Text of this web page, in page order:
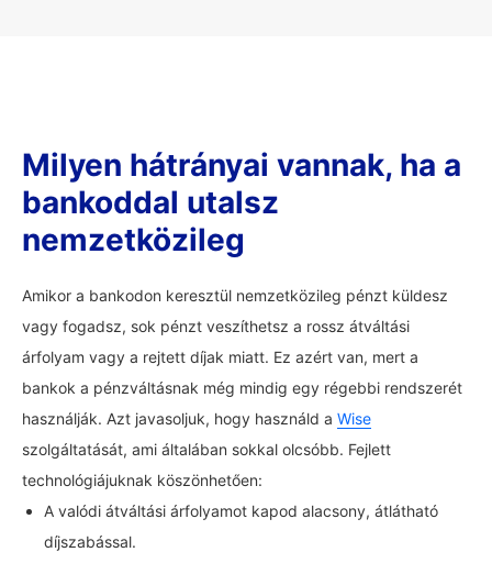
Milyen hátrányai vannak, ha a
bankoddal utalsz
nemzetközileg
Amikor a bankodon keresztül nemzetközileg pénzt küldesz
vagy fogadsz, sok pénzt veszíthetsz a rossz átváltási
árfolyam vagy a rejtett díjak miatt. Ez azért van, mert a
bankok a pénzváltásnak még mindig egy régebbi rendszerét
használják. Azt javasoljuk, hogy használd a Wise
szolgáltatását, ami általában sokkal olcsóbb. Fejlett
technológiájuknak köszönhetően:
A valódi átváltási árfolyamot kapod alacsony, átlátható
díjszabással.